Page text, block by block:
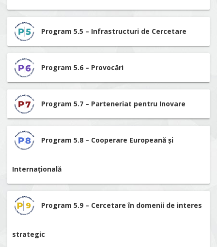
Program 5.5 – Infrastructuri de Cercetare
Program 5.6 – Provocări
Program 5.7 – Parteneriat pentru Inovare
Program 5.8 – Cooperare Europeană și
Internațională
Program 5.9 – Cercetare în domenii de interes
strategic